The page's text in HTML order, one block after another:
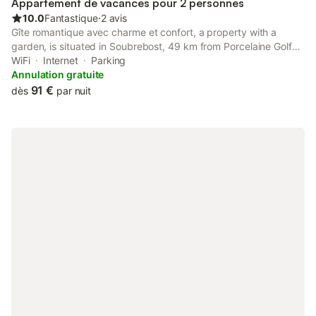
Appartement de vacances pour 2 personnes
10.0Fantastique⋅2 avis
Gîte romantique avec charme et confort, a property with a
garden, is situated in Soubrebost, 49 km from Porcelaine Golf
Course. This property offers access to a patio, table tennis, free
private parking and free WiFi.
WiFi Internet
Parking
Annulation gratuite
dès 91 € par nuit